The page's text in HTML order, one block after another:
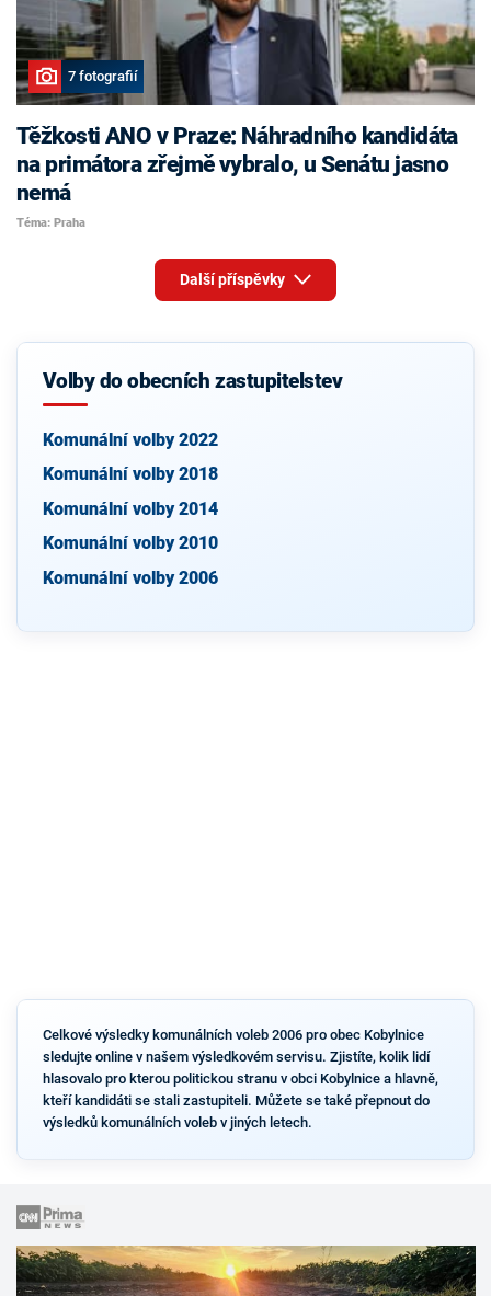
7 fotografií
Těžkosti ANO v Praze: Náhradního kandidáta
na primátora zřejmě vybralo, u Senátu jasno
nemá
Téma: Praha
Další příspěvky
Volby do obecních zastupitelstev
Komunální volby 2022
Komunální volby 2018
Komunální volby 2014
Komunální volby 2010
Komunální volby 2006
Celkové výsledky komunálních voleb 2006 pro obec Kobylnice
sledujte online v našem výsledkovém servisu. Zjistíte, kolik lidí
hlasovalo pro kterou politickou stranu v obci Kobylnice a hlavně,
kteří kandidáti se stali zastupiteli. Můžete se také přepnout do
výsledků komunálních voleb v jiných letech.